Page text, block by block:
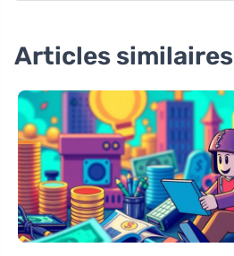
Articles similaires